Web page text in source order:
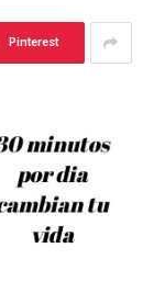
Pinterest